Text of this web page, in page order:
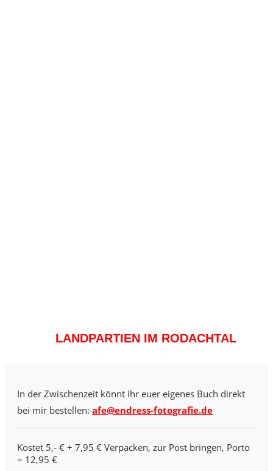
LANDPARTIEN IM RODACHTAL
In der Zwischenzeit könnt ihr euer eigenes Buch direkt
bei mir bestellen: afe@endress-fotografie.de
Kostet 5,- € + 7,95 € Verpacken, zur Post bringen, Porto
= 12,95 €